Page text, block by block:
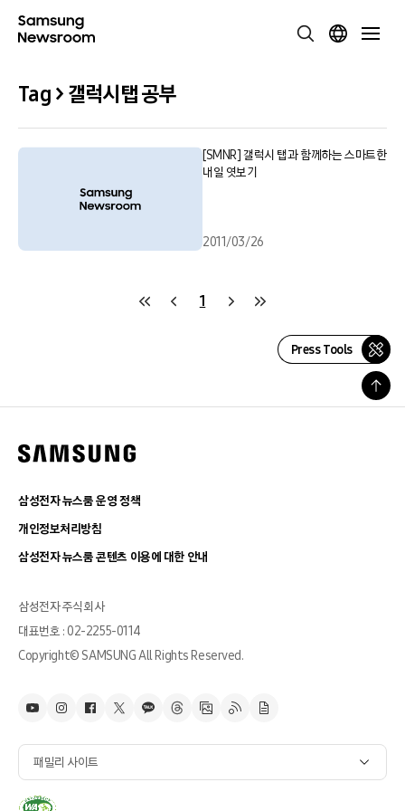
Tag > 갤럭시탭 공부
[SMNR] 갤럭시 탭과 함께하는 스마트한
내일 엿보기
2011/03/26
1
Press Tools
삼성전자 뉴스룸 운영 정책
개인정보처리방침
삼성전자 뉴스룸 콘텐츠 이용에 대한 안내
삼성전자 주식회사
대표번호 : 02-2255-0114
Copyright© SAMSUNG All Rights Reserved.
패밀리 사이트